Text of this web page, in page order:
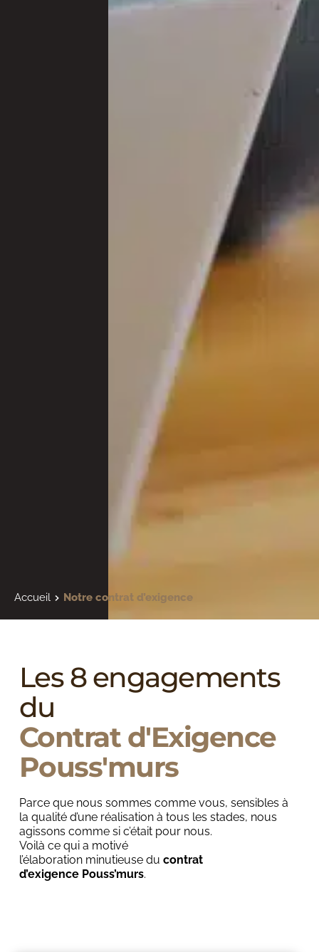
Accueil Notre contrat d’exigence
Les 8 engagements
du
Contrat d'Exigence
Pouss'murs
Parce que nous sommes comme vous, sensibles à
la qualité d’une réalisation à tous les stades, nous
agissons comme si c’était pour nous.
Voilà ce qui a motivé
l’élaboration minutieuse du contrat
d’exigence Pouss’murs.